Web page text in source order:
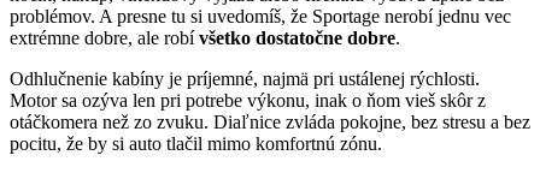
problémov. A presne tu si uvedomíš, že Sportage nerobí jednu vec
extrémne dobre, ale robívšetko dostatočne dobre.
Odhlučnenie kabíny je príjemné, najmä pri ustálenej rýchlosti.
Motor sa ozýva len pri potrebe výkonu, inak o ňom vieš skôr z
otáčkomera než zo zvuku. Diaľnice zvláda pokojne, bez stresu a bez
pocitu, že by si auto tlačil mimo komfortnú zónu.